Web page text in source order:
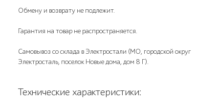
Обмену и возврату не подлежит.
Гарантия на товар не распространяется.
Самовывоз со склада в Электростали (МО, городской округ
Электросталь, поселок Новые дома, дом 8 Г).
Технические характеристики: